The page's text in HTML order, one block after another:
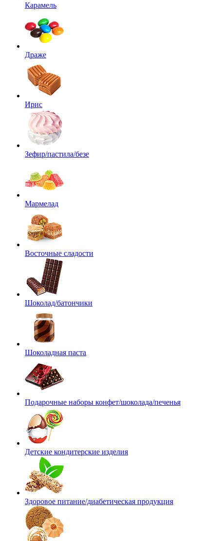
Карамель
Драже
Ирис
Зефир/пастила/безе
Мармелад
Восточные сладости
Шоколад/батончики
Шоколадная паста
Подарочные наборы конфет/шоколада/печенья
Детские кондитерские изделия
Здоровое питание/диабетическая продукция